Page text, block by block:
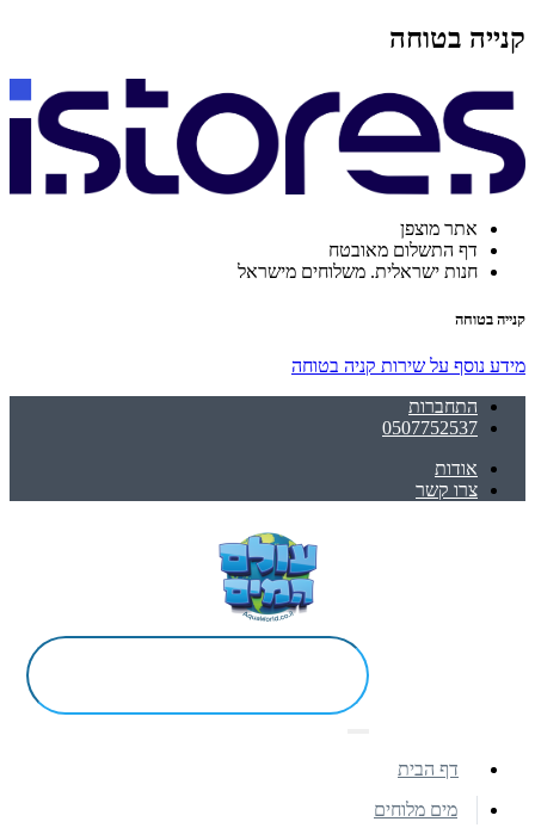
קנייה בטוחה
אתר מוצפן
דף התשלום מאובטח
חנות ישראלית. משלוחים מישראל
קנייה בטוחה
מידע נוסף על שירות קניה בטוחה
התחברות
0507752537
אודות
צרו קשר
דף הבית
מים מלוחים